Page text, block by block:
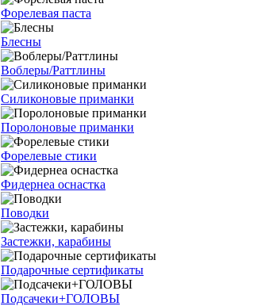
Форелевая паста
Блесны
Воблеры/Раттлины
Силиконовые приманки
Поролоновые приманки
Форелевые стики
Фидернеа оснастка
Поводки
Застежки, карабины
Подарочные сертификаты
Подсачеки+ГОЛОВЫ